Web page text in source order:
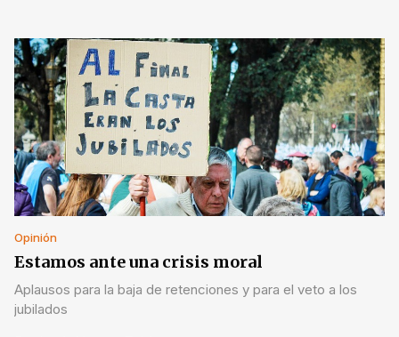
Opinión
Estamos ante una crisis moral
Aplausos para la baja de retenciones y para el veto a los
jubilados